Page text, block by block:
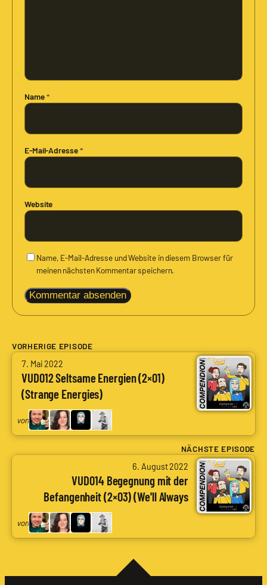
Name*
E-Mail-Adresse*
Website
Name, E-Mail-Adresse und Website in diesem Browser für
meinen nächsten Kommentar speichern.
VORHERIGE EPISODE
7. Mai 2022
VUD012 Seltsame Energien (2×01)
(Strange Energies)
von
von
Arne
Ruddat
Codenaga,
Tanja
Boris
Nienke
NÄCHSTE EPISODE
6. August 2022
VUD014 Begegnung mit der
Befangenheit (2×03) (We'll Always
von
von
Codenaga,
Tanja